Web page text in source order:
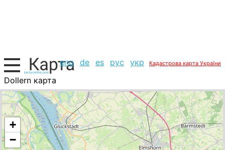
eng de es рус укр Кадастрова карта України
Dollern карта
Німеччина, список міст
+
−